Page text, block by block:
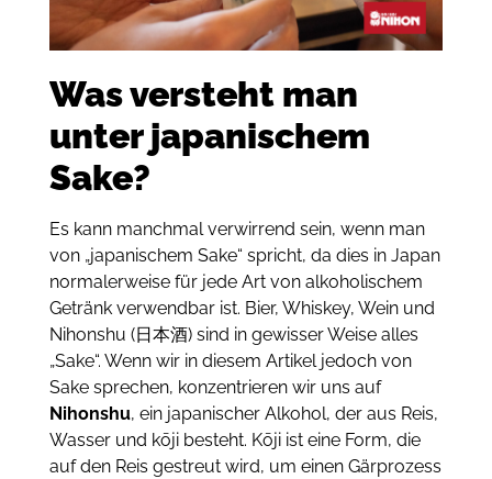
Was versteht man
unter japanischem
Sake?
Es kann manchmal verwirrend sein, wenn man
von „japanischem Sake“ spricht, da dies in Japan
normalerweise für jede Art von alkoholischem
Getränk verwendbar ist. Bier, Whiskey, Wein und
Nihonshu (日本酒) sind in gewisser Weise alles
„Sake“. Wenn wir in diesem Artikel jedoch von
Sake sprechen, konzentrieren wir uns auf
Nihonshu, ein japanischer Alkohol, der aus Reis,
Wasser und kōji besteht. Kōji ist eine Form, die
auf den Reis gestreut wird, um einen Gärprozess